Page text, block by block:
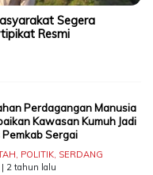
Segera
Resmi
Perdagangan Manusia
Kawasan Kumuh Jadi
Sergai
, POLITIK, SERDANG
| 2 tahun lalu